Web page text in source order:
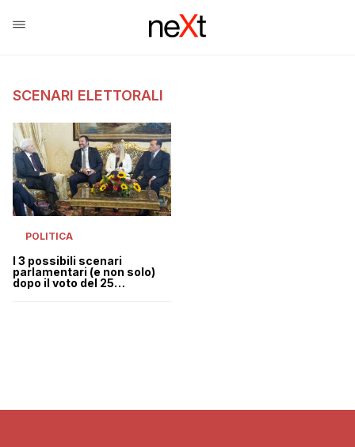
SCENARI ELETTORALI
POLITICA
I 3 possibili scenari
parlamentari (e non solo)
dopo il voto del 25